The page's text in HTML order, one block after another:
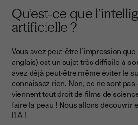
Qu’est-ce que
artificielle ?
Vous avez peut-être l’impression que
anglais) est un sujet très difficile à
avez déjà peut-être même éviter le
connaissez rien. Non, ce ne sont pas
viennent tout droit de films de
faire la peau ! Nous allons découvrir
l’IA !